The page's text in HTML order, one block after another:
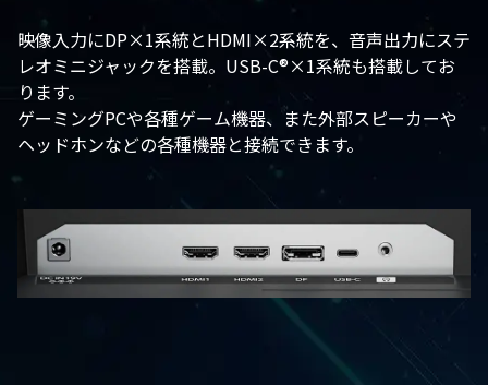
映像入力にDP×1系統とHDMI×2系統を、音声出力にステ
レオミニジャックを搭載。USB-C®×1系統も搭載してお
ります。
ゲーミングPCや各種ゲーム機器、また外部スピーカーや
ヘッドホンなどの各種機器と接続できます。